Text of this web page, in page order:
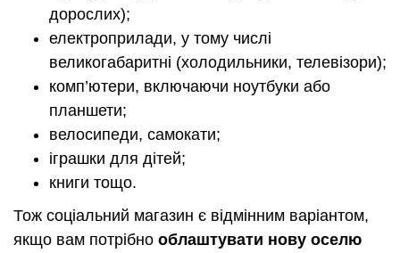
дорослих);
електроприлади, у тому числі
великогабаритні (холодильники, телевізори);
комп’ютери, включаючи ноутбуки або
планшети;
велосипеди, самокати;
іграшки для дітей;
книги тощо.
Тож соціальний магазин є відмінним варіантом,
якщо вам потрібно облаштувати нову оселю